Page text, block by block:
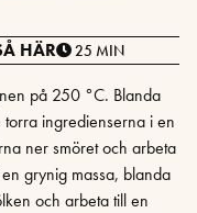
HÄR 25 MIN
på 250 °C. Blanda
torra ingredienserna i en
ner smöret och arbeta
grynig massa, blanda
och arbeta till en